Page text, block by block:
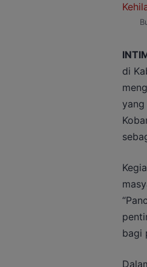
di
yang
bagi